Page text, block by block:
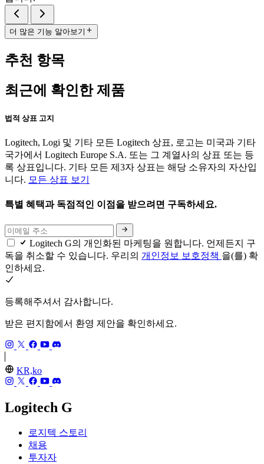
더 많은 기능 알아보기
추천 항목
최근에 확인한 제품
법적 상표 고지
Logitech, Logi 및 기타 모든 Logitech 상표, 로고는 미국과 기타
국가에서 Logitech Europe S.A. 또는 그 계열사의 상표 또는 등
록 상표입니다. 기타 모든 제3자 상표는 해당 소유자의 자산입
니다. 모든 상표 보기
특별 혜택과 독점적인 이점을 받으려면 구독하세요.
Logitech G의 개인화된 마케팅을 원합니다. 언제든지 구
독을 취소할 수 있습니다. 우리의 개인정보 보호정책 을(를) 확
인하세요.
등록해주셔서 감사합니다.
받은 편지함에서 환영 제안을 확인하세요.
KR,ko
Logitech G
로지텍 스토리
채용
투자자